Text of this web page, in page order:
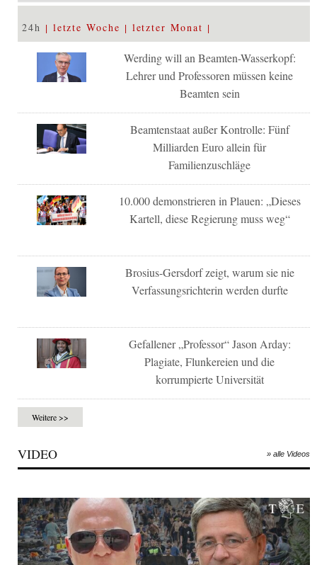
24h letzte Woche letzter Monat
Werding will an Beamten-Wasserkopf:
Lehrer und Professoren müssen keine
Beamten sein
Beamtenstaat außer Kontrolle: Fünf
Milliarden Euro allein für
Familienzuschläge
10.000 demonstrieren in Plauen: „Dieses
Kartell, diese Regierung muss weg“
Brosius-Gersdorf zeigt, warum sie nie
Verfassungsrichterin werden durfte
Gefallener „Professor“ Jason Arday:
Plagiate, Flunkereien und die
korrumpierte Universität
Weitere >>
VIDEO » alle Videos